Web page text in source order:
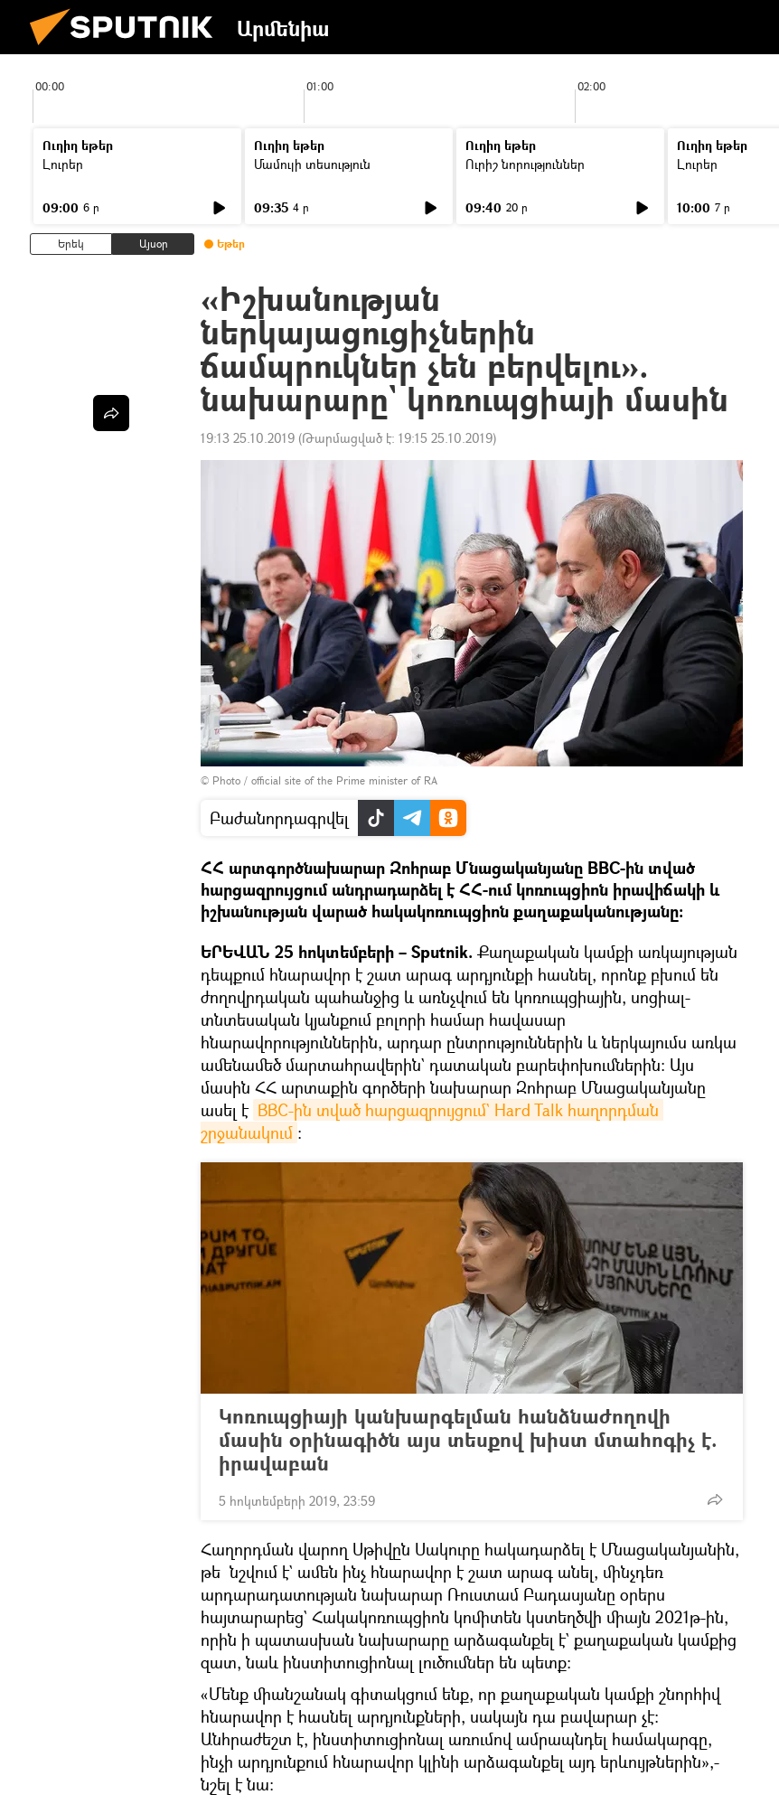
Արմենիա
00:00 01:00 02:00
Ուղիղ եթեր
Լուրեր
09:00 6 ր
Ուղիղ եթեր
Մամուլի տեսություն
09:35 4 ր
Ուղիղ եթեր
Ուրիշ նորություններ
09:40 20 ր
Ուղիղ եթեր
Լուրեր
10:00 7 ր
Երեկ Այսօր Եթեր
«Իշխանության
ներկայացուցիչներին
ճամպրուկներ չեն բերվելու».
նախարարը` կոռուպցիայի մասին
19:13 25.10.2019 (Թարմացված է: 19:15 25.10.2019)
© Photo / official site of the Prime minister of RA
Բաժանորդագրվել
ՀՀ արտգործնախարար Զոհրաբ Մնացականյանը BBC-ին տված
հարցազրույցում անդրադարձել է ՀՀ-ում կոռուպցիոն իրավիճակի և
իշխանության վարած հակակոռուպցիոն քաղաքականությանը։
ԵՐԵՎԱՆ 25 հոկտեմբերի – Sputnik. Քաղաքական կամքի առկայության
դեպքում հնարավոր է շատ արագ արդյունքի հասնել, որոնք բխում են
ժողովրդական պահանջից և առնչվում են կոռուպցիային, սոցիալ-
տնտեսական կյանքում բոլորի համար հավասար
հնարավորություններին, արդար ընտրություններին և ներկայումս առկա
ամենամեծ մարտահրավերին` դատական բարեփոխումներին: Այս
մասին ՀՀ արտաքին գործերի նախարար Զոհրաբ Մնացականյանը
ասել է BBC-ին տված հարցազրույցում` Hard Talk հաղորդման
շրջանակում ։
Կոռուպցիայի կանխարգելման հանձնաժողովի
մասին օրինագիծն այս տեսքով խիստ մտահոգիչ է.
իրավաբան
5 հոկտեմբերի 2019, 23:59
Հաղորդման վարող Սթիվըն Սակուրը հակադարձել է Մնացականյանին,
թե նշվում է` ամեն ինչ հնարավոր է շատ արագ անել, մինչդեռ
արդարադատության նախարար Ռուստամ Բադասյանը օրերս
հայտարարեց` Հակակոռուպցիոն կոմիտեն կստեղծվի միայն 2021թ-ին,
որին ի պատասխան նախարարը արձագանքել է` քաղաքական կամքից
զատ, նաև ինստիտուցիոնալ լուծումներ են պետք։
«Մենք միանշանակ գիտակցում ենք, որ քաղաքական կամքի շնորհիվ
հնարավոր է հասնել արդյունքների, սակայն դա բավարար չէ։
Անհրաժեշտ է, ինստիտուցիոնալ առումով ամրապնդել համակարգը,
ինչի արդյունքում հնարավոր կլինի արձագանքել այդ երևույթներին»,-
նշել է նա։